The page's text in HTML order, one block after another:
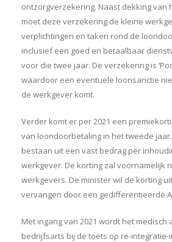
ontzorgverzekering. Naast dekking van
moet deze verzekering de kleine
verplichtingen en taken rond de
inclusief een goed en betaalbaar
voor die twee jaar. De verzekering is
waardoor een eventuele loonsanctie
de werkgever komt.
Verder komt er per 2021 een
van loondoorbetaling in het tweede
bestaan uit een vast bedrag per
werkgever. De korting zal voornamelijk
werkgevers. De minister wil de korting
vervangen door een gedifferentieerde
Met ingang van 2021 wordt het medisch
bedrijfsarts bij de toets op re-